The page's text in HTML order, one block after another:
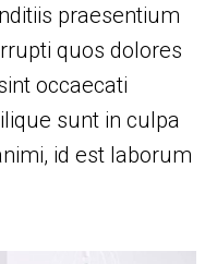
praesentium
quos dolores
occaecati
sunt in culpa
id est laborum